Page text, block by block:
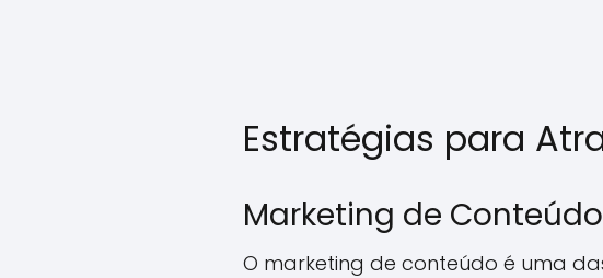
Estratégias para
Marketing de Conteúdo
O marketing de conteúdo é uma